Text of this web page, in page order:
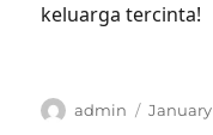
keluarga tercinta!
Author
admin
Posted
January